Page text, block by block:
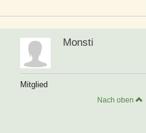
Monsti
Mitglied
Nach oben